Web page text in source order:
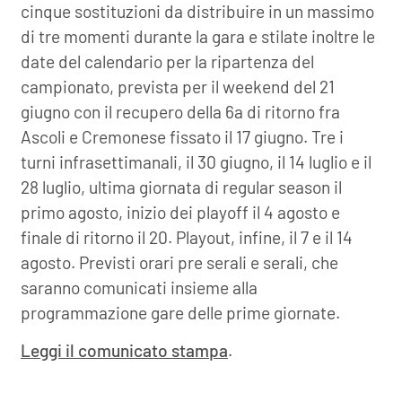
cinque sostituzioni da distribuire in un massimo
di tre momenti durante la gara e stilate inoltre le
date del calendario per la ripartenza del
campionato, prevista per il weekend del 21
giugno con il recupero della 6a di ritorno fra
Ascoli e Cremonese fissato il 17 giugno. Tre i
turni infrasettimanali, il 30 giugno, il 14 luglio e il
28 luglio, ultima giornata di regular season il
primo agosto, inizio dei playoff il 4 agosto e
finale di ritorno il 20. Playout, infine, il 7 e il 14
agosto. Previsti orari pre serali e serali, che
saranno comunicati insieme alla
programmazione gare delle prime giornate.
Leggi il comunicato stampa.